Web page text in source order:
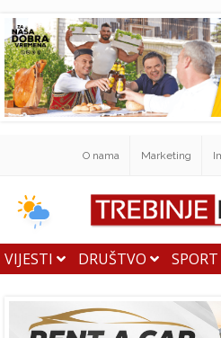
O nama Marketing
VIJESTI DRUŠTVO SPORT